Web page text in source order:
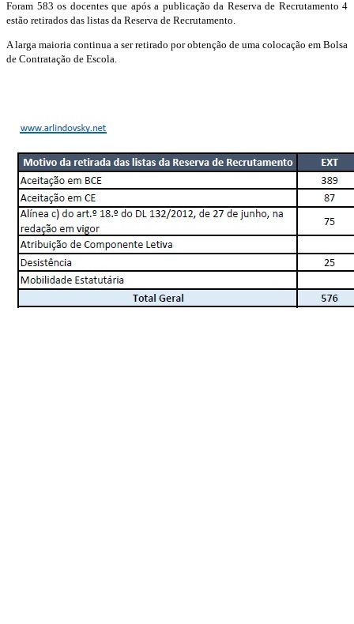
Foram 583 os docentes que após a publicação da Reserva de Recrutamento 4
estão retirados das listas da Reserva de Recrutamento.
A larga maioria continua a ser retirado por obtenção de uma colocação em Bolsa
de Contratação de Escola.